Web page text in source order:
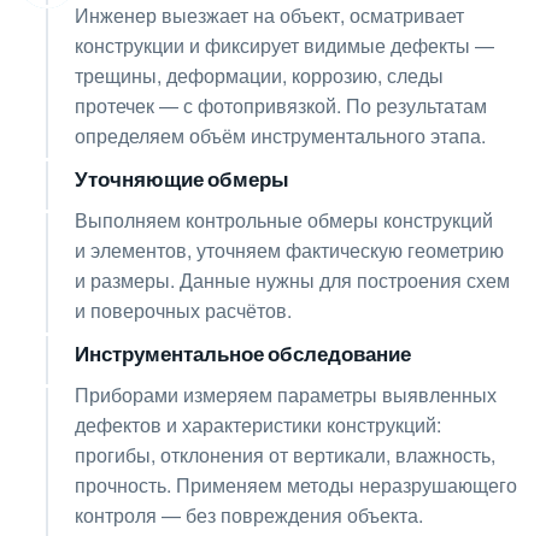
Инженер выезжает на объект, осматривает
конструкции и фиксирует видимые дефекты —
трещины, деформации, коррозию, следы
протечек — с фотопривязкой. По результатам
определяем объём инструментального этапа.
Уточняющие обмеры
Выполняем контрольные обмеры конструкций
и элементов, уточняем фактическую геометрию
и размеры. Данные нужны для построения схем
и поверочных расчётов.
Инструментальное обследование
Приборами измеряем параметры выявленных
дефектов и характеристики конструкций:
прогибы, отклонения от вертикали, влажность,
прочность. Применяем методы неразрушающего
контроля — без повреждения объекта.